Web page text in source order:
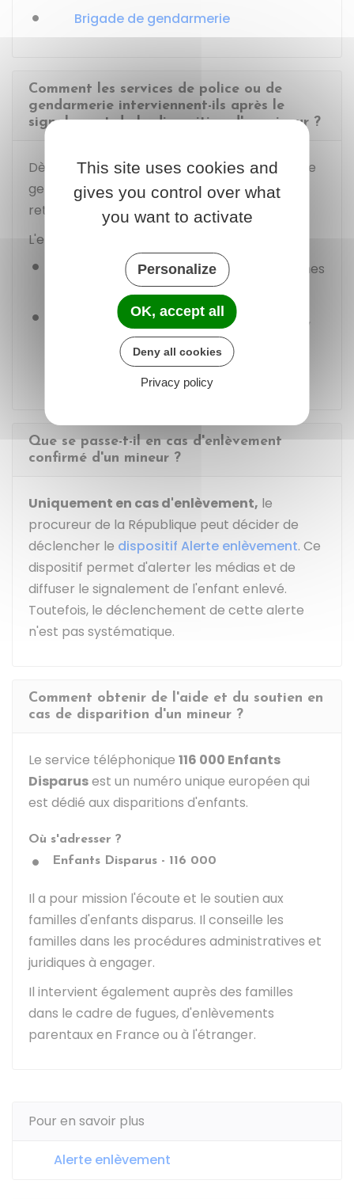
Brigade de gendarmerie
Comment les services de police ou de
gendarmerie interviennent-ils après le
signalement de la disparition d'un mineur ?
Dès la déclaration, les services de police ou de
gendarmerie lancent une enquête pour
retrouver l'enfant.
L'enquête comprend les phases suivantes :
Collecte d'informations auprès des proches
et des témoins
Surveillance des déplacements possibles,
notamment en vérifiant les caméras de
surveillance, les gares et les aéroports.
Que se passe-t-il en cas d'enlèvement
confirmé d'un mineur ?
Uniquement en cas d'enlèvement, le
procureur de la République peut décider de
déclencher le dispositif Alerte enlèvement. Ce
dispositif permet d'alerter les médias et de
diffuser le signalement de l'enfant enlevé.
Toutefois, le déclenchement de cette alerte
n'est pas systématique.
Comment obtenir de l'aide et du soutien en
cas de disparition d'un mineur ?
Le service téléphonique 116 000 Enfants
Disparusest un numéro unique européen qui
est dédié aux disparitions d'enfants.
Où s'adresser ?
Enfants Disparus - 116 000
Il a pour mission l'écoute et le soutien aux
familles d'enfants disparus. Il conseille les
familles dans les procédures administratives et
juridiques à engager.
Il intervient également auprès des familles
dans le cadre de fugues, d'enlèvements
parentaux en France ou à l'étranger.
Pour en savoir plus
Alerte enlèvement
This site uses cookies and
gives you control over what
you want to activate
Personalize
OK, accept all
Deny all cookies
Privacy policy